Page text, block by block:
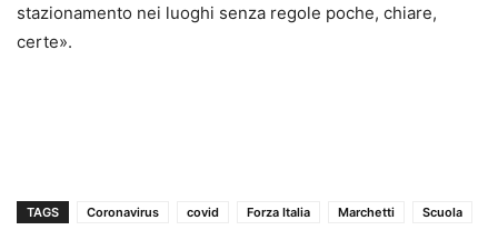
stazionamento nei luoghi senza regole poche, chiare,
certe».
TAGS Coronavirus covid Forza Italia Marchetti Scuola